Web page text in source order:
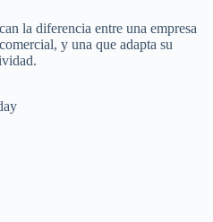
la diferencia entre una empresa
y una que adapta su